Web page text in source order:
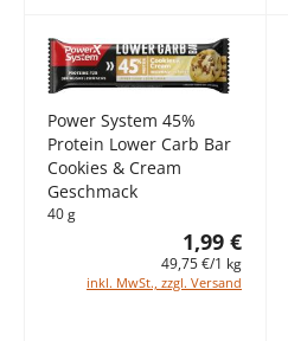
Power System 45%
Protein Lower Carb Bar
Cookies & Cream
Geschmack
40 g
1,99 €
49,75 €/1 kg
inkl. MwSt., zzgl. Versand